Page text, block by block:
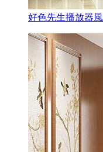
好色先生播放器